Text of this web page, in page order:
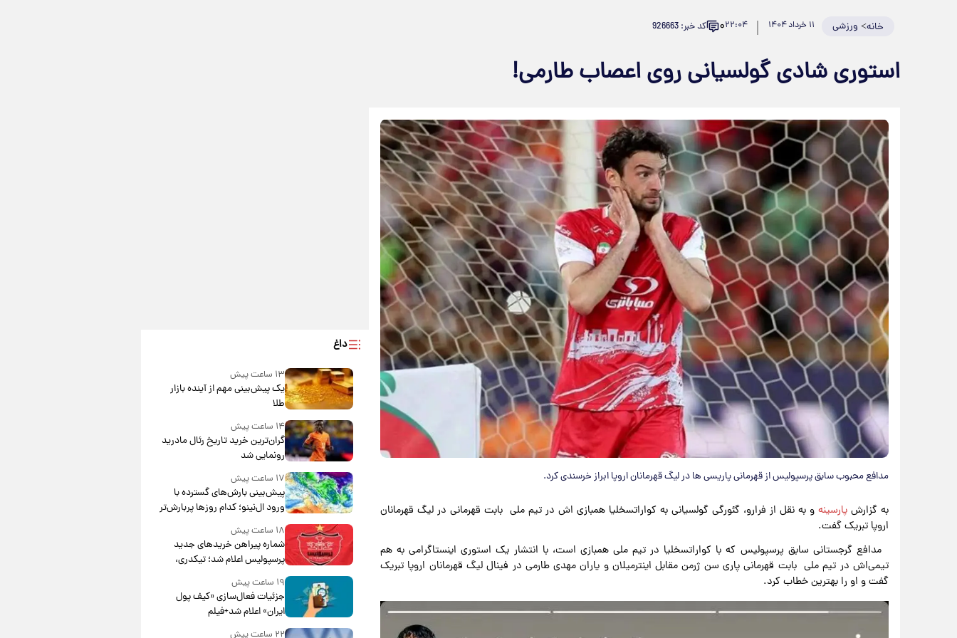
خانه> ورزشی ۱۱ خرداد ۱۴۰۴ ۲۲:۰۴۰ کد خبر: 926663
استوری شادی گولسیانی روی اعصاب طارمی!
مدافع محبوب سابق پرسپولیس از قهرمانی پاریسی ها در لیگ قهرمانان اروپا ابراز خرسندی کرد.
به گزارش پارسینهو به نقل از فرارو، گئورگی گولسیانی به کواراتسخلیا همبازی اش در تیم ملی بابت قهرمانی در لیگ قهرمانان
اروپا تبریک گفت.
مدافع گرجستانی سابق پرسپولیس که با کواراتسخلیا در تیم ملی همبازی است، با انتشار یک استوری اینستاگرامی به هم
تیمی‌اش در تیم ملی بابت قهرمانی پاری سن ژرمن مقابل اینترمیلان و یاران مهدی طارمی در فینال لیگ قهرمانان اروپا تبریک
گفت و او را بهترین خطاب کرد.
داغ
۱۳ ساعت پیش
یک پیش‌بینی مهم از آینده بازار
طلا
۱۴ ساعت پیش
گران‌ترین خرید تاریخ رئال مادرید
رونمایی شد
۱۷ ساعت پیش
پیش‌بینی بارش‌های گسترده با
ورود ال‌نینو؛ کدام روزها پربارش‌تر
خواهند بود؟
۱۸ ساعت پیش
شماره پیراهن خریدهای جدید
پرسپولیس اعلام شد؛ تیکدری،
محبی و سرگیف با اعداد ویژه
۱۹ ساعت پیش
جزئیات فعال‌سازی «کیف پول
ایران» اعلام شد+فیلم
۲۲ ساعت پیش